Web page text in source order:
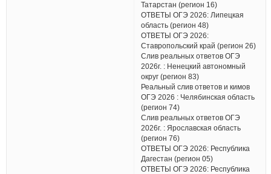
Татарстан (регион 16)
ОТВЕТЫ ОГЭ 2026: Липецкая
область (регион 48)
ОТВЕТЫ ОГЭ 2026:
Ставропольский край (регион 26)
Слив реальных ответов ОГЭ
2026г. : Ненецкий автономный
округ (регион 83)
Реальный слив ответов и кимов
ОГЭ 2026 : Челябинская область
(регион 74)
Слив реальных ответов ОГЭ
2026г. : Ярославская область
(регион 76)
ОТВЕТЫ ОГЭ 2026: Республика
Дагестан (регион 05)
ОТВЕТЫ ОГЭ 2026: Республика